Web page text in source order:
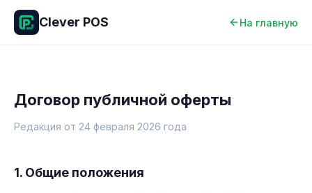
Clever POS На главную
Договор публичной оферты
Редакция от 24 февраля 2026 года
1. Общие положения